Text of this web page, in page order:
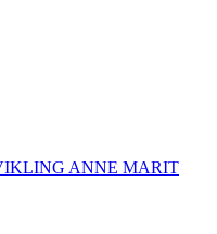
ANNE MARIT